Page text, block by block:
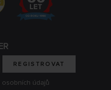
REGISTROVAT
osobních údajů